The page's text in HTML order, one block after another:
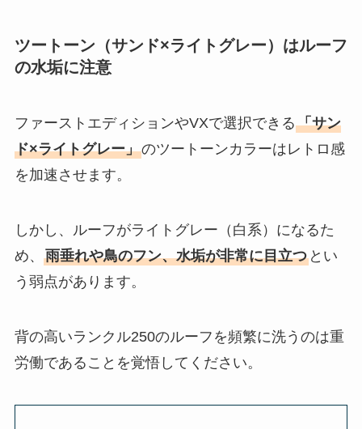
ツートーン（サンド×ライトグレー）はルーフ
の水垢に注意
ファーストエディションやVXで選択できる「サン
ド×ライトグレー」のツートーンカラーはレトロ感
を加速させます。
しかし、ルーフがライトグレー（白系）になるた
め、 雨垂れや鳥のフン、水垢が非常に目立つとい
う弱点があります。
背の高いランクル250のルーフを頻繁に洗うのは重
労働であることを覚悟してください。